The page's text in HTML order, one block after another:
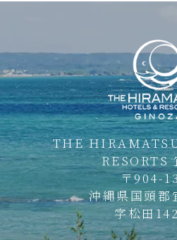
THE
RESORTS
〒904-
沖縄県国頭郡
字松田